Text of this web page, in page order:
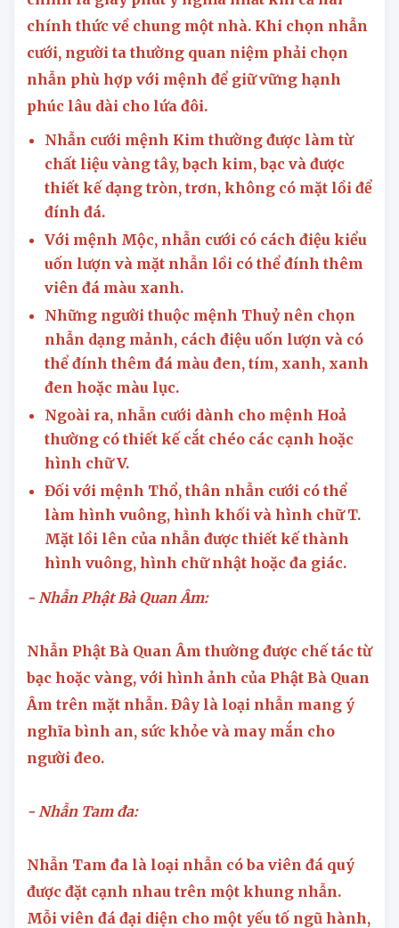
chính thức về chung một nhà. Khi chọn nhẫn
cưới, người ta thường quan niệm phải chọn
nhẫn phù hợp với mệnh để giữ vững hạnh
phúc lâu dài cho lứa đôi.
Nhẫn cưới mệnh Kim thường được làm từ
chất liệu vàng tây, bạch kim, bạc và được
thiết kế dạng tròn, trơn, không có mặt lồi để
đính đá.
Với mệnh Mộc, nhẫn cưới có cách điệu kiểu
uốn lượn và mặt nhẫn lồi có thể đính thêm
viên đá màu xanh.
Những người thuộc mệnh Thuỷnên chọn
nhẫn dạng mảnh, cách điệu uốn lượn và có
thể đính thêm đá màu đen, tím, xanh, xanh
đen hoặc màu lục.
Ngoài ra, nhẫn cưới dành cho mệnh Hoả
thường có thiết kế cắt chéo các cạnh hoặc
hình chữ V.
Đối với mệnh Thổ, thân nhẫn cưới có thể
làm hình vuông, hình khối và hình chữ T.
Mặt lồi lên của nhẫn được thiết kế thành
hình vuông, hình chữ nhật hoặc đa giác.
- Nhẫn Phật Bà Quan Âm:
Nhẫn Phật Bà Quan Âm thường được chế tác từ
bạc hoặc vàng, với hình ảnh của Phật Bà Quan
Âm trên mặt nhẫn. Đây là loại nhẫn mang ý
nghĩa bình an, sức khỏe và may mắn cho
người đeo.
- Nhẫn Tam đa:
Nhẫn Tam đa là loại nhẫn có ba viên đá quý
được đặt cạnh nhau trên một khung nhẫn.
Mỗi viên đá đại diện cho một yếu tố ngũ hành,